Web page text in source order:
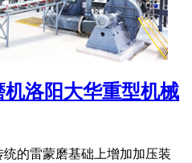
洛阳大华重型机械
的雷蒙磨基础上增加加压装